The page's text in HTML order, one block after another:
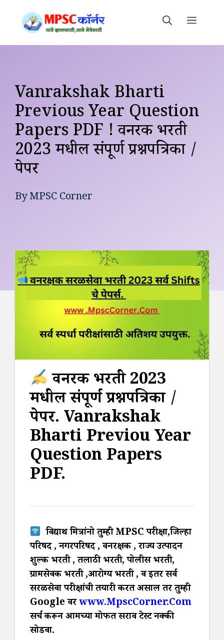
content
Vanrakshak Bharti
Previous Year Question
Papers PDF ! वनरक्षक भरती
2023 मधील संपूर्ण प्रश्नपत्रिका /
पेपर
ByMPSC Corner
वनरक्षक भरती 2023
मधील संपूर्ण प्रश्नपत्रिका /
पेपर. Vanrakshak
Bharti Previou Year
Question Papers
PDF.
विद्यार्थी मित्रांनो तुम्ही MPSC परीक्षा,जिल्हा
परिषद , नगरपरिषद , वनरक्षक , राज्य उत्पादन
शुल्क भरती , तलाठी भरती, पोलीस भरती,
ग्रामसेवक भरती ,आरोग्य भरती , व इतर सर्व
सरळसेवा परीक्षांची तयारी करत असाल तर तुम्ही
Google वरwww.MpscCorner.Com
सर्च करून आमच्या मोफत सराव टेस्ट नक्की
सोडवा.